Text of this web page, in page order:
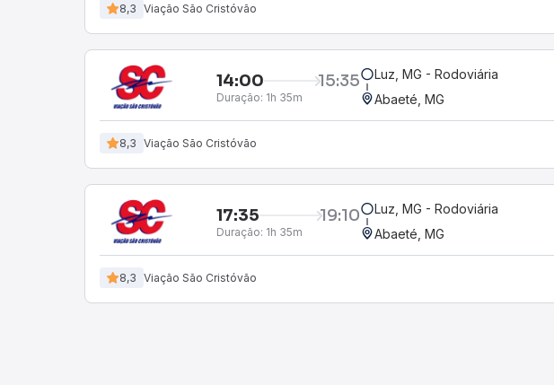
8,3 Viação São Cristóvão
14:00 15:35
Duração: 1h 35m
Luz, MG - Rodoviária
Abaeté, MG
8,3 Viação São Cristóvão
17:35 19:10
Duração: 1h 35m
Luz, MG - Rodoviária
Abaeté, MG
8,3 Viação São Cristóvão